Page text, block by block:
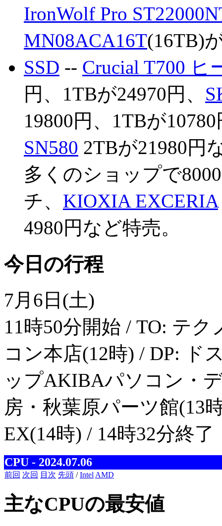
IronWolf Pro
MN08ACA16T(16TB)
SSD -- Crucial T700 ヒ
円、1TBが24970円、
19800円、1TBが
SN580 2TBが21980円
多くのショップで
チ、 KIOXIA EXCERIA
4980円など特売。
今日の行程
7月6日(土)
11時50分開始 / TO: テ
コン本店(12時) / DP: ド
ップAKIBAパソコン・
房・秋葉原パーツ館(13
EX(14時) / 14時32分終
CPU - 2024.07.06
前回 次回 目次 先頭 /Intel AMD
主なCPUの最安値